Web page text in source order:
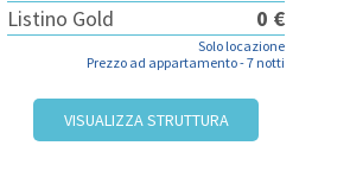
Listino Gold
0 €
Solo locazione
Prezzo ad appartamento -7 notti
VISUALIZZA STRUTTURA